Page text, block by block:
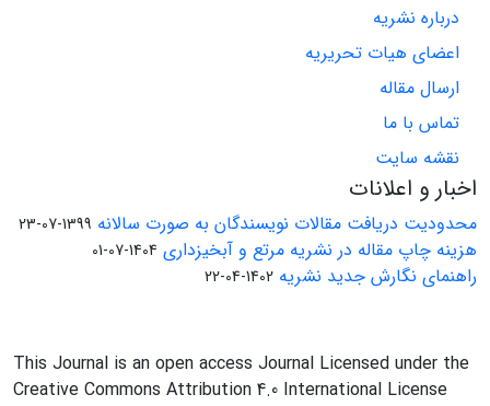
درباره نشریه
اعضای هیات تحریریه
ارسال مقاله
تماس با ما
نقشه سایت
اخبار و اعلانات
محدودیت دریافت مقالات نویسندگان به صورت سالانه 1399-07-23
هزینه چاپ مقاله در نشریه مرتع و آبخیزداری 1404-07-01
راهنمای نگارش جدید نشریه 1402-04-22
This Journal is an open access Journal Licensed under the
Creative Commons Attribution 4.0 International License